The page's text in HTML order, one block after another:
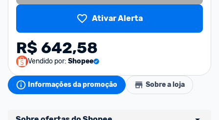
Ativar Alerta
R$ 642,58
Vendido por: Shopee
Informações da promoção Sobre a loja